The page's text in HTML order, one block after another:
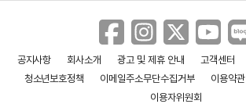
공지사항 회사소개 광고 및 제휴 안내 고객센터
청소년보호정책
이메일주소무단수집거부 이용약관
이용자위원회